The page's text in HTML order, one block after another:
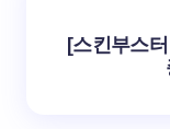
[스킨부스